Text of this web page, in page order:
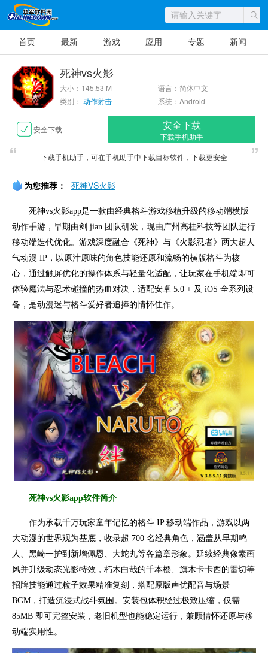
首页 最新 游戏 应用 专题 新闻
死神vs火影
大小：145.53 M
语言：简体中文
类别： 动作射击 系统：Android
安全下载 安全下载
下载手机助手
下载手机助手，可在手机助手中下载目标软件，下载更安全
为您推荐： 死神VS火影
死神vs火影app是一款由经典格斗游戏移植升级的移动端横版
动作手游，早期由剑 jian 团队研发，现由广州高桂科技等团队进行
移动端迭代优化。游戏深度融合《死神》与《火影忍者》两大超人
气动漫 IP，以原汁原味的角色技能还原和流畅的横版格斗为核
心，通过触屏优化的操作体系与轻量化适配，让玩家在手机端即可
体验魔法与忍术碰撞的热血对决，适配安卓 5.0 + 及 iOS 全系列设
备，是动漫迷与格斗爱好者追捧的情怀佳作。
死神vs火影app软件简介
作为承载千万玩家童年记忆的格斗 IP 移动端作品，游戏以两
大动漫的世界观为基底，收录超 700 名经典角色，涵盖从早期鸣
人、黑崎一护到新增佩恩、大蛇丸等各篇章形象。延续经典像素画
风并升级动态光影特效，朽木白哉的千本樱、旗木卡卡西的雷切等
招牌技能通过粒子效果精准复刻，搭配原版声优配音与场景
BGM，打造沉浸式战斗氛围。安装包体积经过极致压缩，仅需
85MB 即可完整安装，老旧机型也能稳定运行，兼顾情怀还原与移
动端实用性。